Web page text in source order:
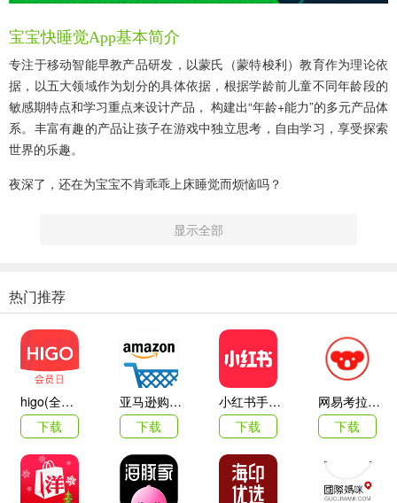
宝宝快睡觉app基本简介
专注于移动智能早教产品研发，以蒙氏（蒙特梭利）教育作为理论依
据，以五大领域作为划分的具体依据，根据学龄前儿童不同年龄段的
敏感期特点和学习重点来设计产品， 构建出“年龄+能力”的多元产品体
系。丰富有趣的产品让孩子在游戏中独立思考，自由学习，享受探索
世界的乐趣。
夜深了，还在为宝宝不肯乖乖上床睡觉而烦恼吗？
让宝宝哄超萌怪物宝宝睡觉，过程中自觉养成睡前好习惯！~
宝宝快睡觉app软件特色
6只性格各异的小怪物，让宝宝哄怪物宝宝睡觉，让它们伴宝宝进入甜
蜜的梦乡！~
不管多精力旺盛，多粘人的宝宝，在小怪物们的陪伴下，一定能学会
自己乖乖睡觉哦~
夜深了，小怪物们要睡觉了……听！它们在说什么？
小煤球：好冷啊～快给我盖上被子吧！
显示全部
热门推荐
higo(全球购)
下载
亚马逊购物app
下载
小红书手机客户端
下载
网易考拉海购
下载